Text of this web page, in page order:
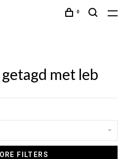
0
met leb
FILTERS